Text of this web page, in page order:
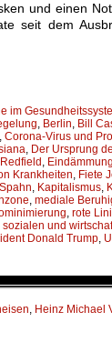
und einen
seit dem
im
, Berlin, Bill
, Corona-Virus und
, Der Ursprung
, Eindämmung
Krankheiten, Fiete
, Kapitalismus,
, mediale
, rote
sozialen und
Donald Trump,
, Heinz Michael